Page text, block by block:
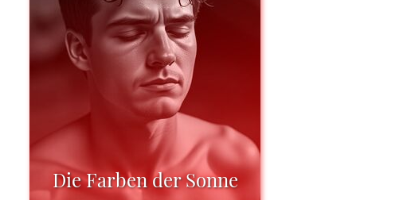
Die Farben der Sonne